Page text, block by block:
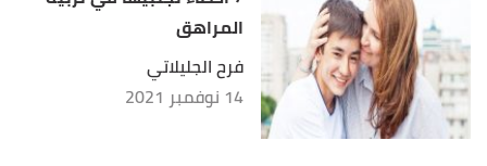
المراهق
فرح الجليلاتي
14 نوفمبر 2021